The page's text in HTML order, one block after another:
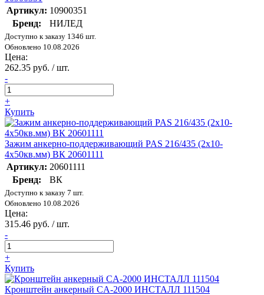
Артикул: 10900351
Бренд:
НИЛЕД
Доступно к заказу 1346 шт.
Обновлено 10.08.2026
Цена:
262.35 руб. / шт.
-
+
Купить
Зажим анкерно-поддерживающий PAS 216/435 (2х10-
4х50кв.мм) ВК 20601111
Артикул: 20601111
Бренд:
ВК
Доступно к заказу 7 шт.
Обновлено 10.08.2026
Цена:
315.46 руб. / шт.
-
+
Купить
Кронштейн анкерный CA-2000 ИНСТАЛЛ 111504